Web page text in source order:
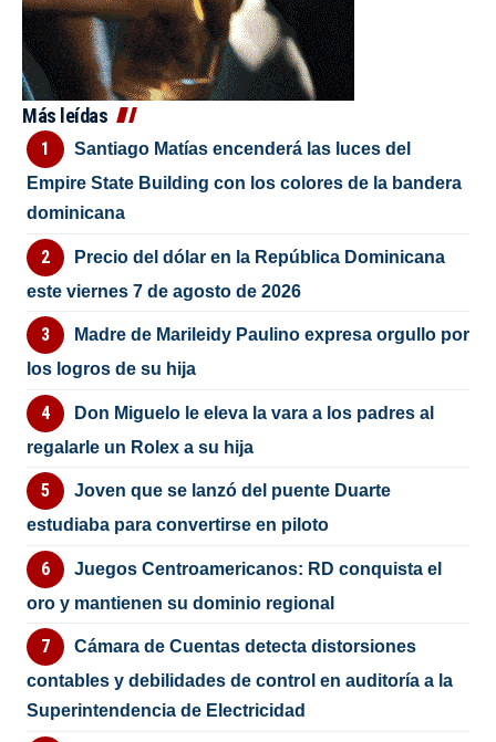
Más leídas
Santiago Matías encenderá las luces del
Empire State Building con los colores de la bandera
dominicana
Precio del dólar en la República Dominicana
este viernes 7 de agosto de 2026
Madre de Marileidy Paulino expresa orgullo por
los logros de su hija
Don Miguelo le eleva la vara a los padres al
regalarle un Rolex a su hija
Joven que se lanzó del puente Duarte
estudiaba para convertirse en piloto
Juegos Centroamericanos: RD conquista el
oro y mantienen su dominio regional
Cámara de Cuentas detecta distorsiones
contables y debilidades de control en auditoría a la
Superintendencia de Electricidad